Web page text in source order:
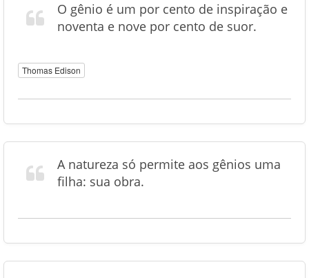
O gênio é um por cento de inspiração e
noventa e nove por cento de suor.
Thomas Edison
A natureza só permite aos gênios uma
filha: sua obra.